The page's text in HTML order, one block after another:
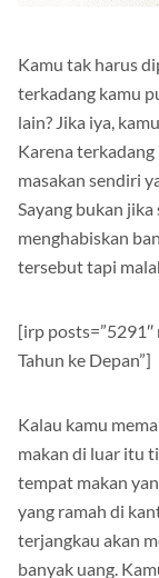
Kamu tak harus
terkadang kamu
lain? Jika iya,
Karena
masakan sendiri
Sayang bukan
menghabiskan
[irp posts=”5291″
Kalau kamu
makan di luar itu
tempat makan
yang ramah di
terjangkau akan